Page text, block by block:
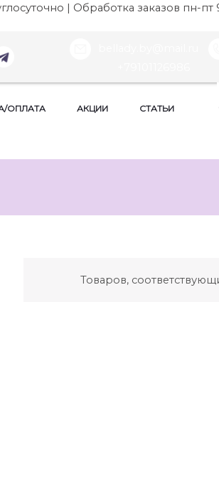
| Обработка заказов пн-пт
ОПЛАТА АКЦИИ СТАТЬИ
Товаров,